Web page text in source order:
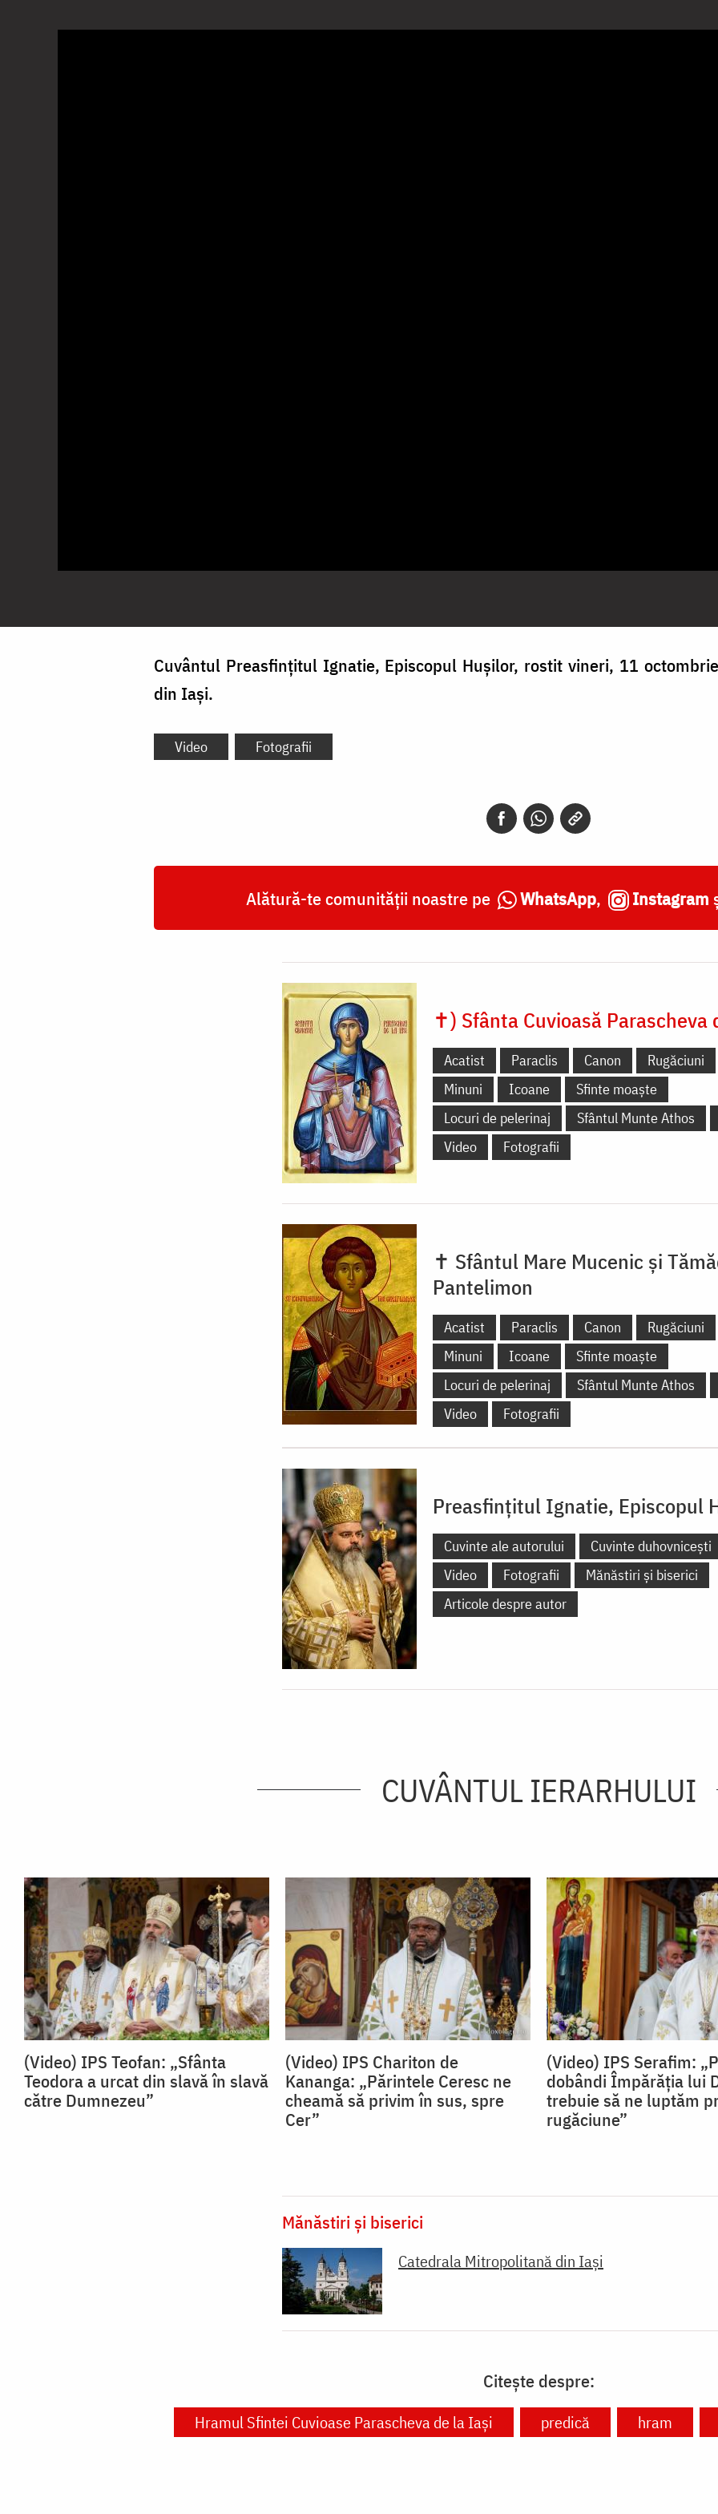
Cuvântul Preasfințitul Ignatie, Episcopul Hușilor, rostit vineri, 11
din Iași.
Video Fotografii
Alătură-te comunității noastre pe WhatsApp, Instagram
✝) Sfânta Cuvioasă Parascheva
Acatist Paraclis Canon Rugăciuni
Minuni
Icoane
Sfinte moaște
Locuri de pelerinaj
Sfântul Munte Athos
Video
Fotografii
✝ Sfântul Mare Mucenic și
Pantelimon
Acatist Paraclis Canon Rugăciuni
Minuni
Icoane
Sfinte moaște
Locuri de pelerinaj
Sfântul Munte Athos
Video
Fotografii
Preasfințitul Ignatie, Episcopul
Cuvinte ale autorului Cuvinte duhovnicești
Video
Fotografii
Mănăstiri și biserici
Articole despre autor
CUVÂNTUL IERARHULUI
(Video) IPS Teofan: „Sfânta
Teodora a urcat din slavă în slavă
către Dumnezeu”
(Video) IPS Chariton de
Kananga: „Părintele Ceresc ne
cheamă să privim în sus, spre
Cer”
(Video) IPS Serafim:
dobândi Împărăția lui
trebuie să ne luptăm
rugăciune”
Mănăstiri și biserici
Catedrala Mitropolitană din Iaşi
Citește despre:
Hramul Sfintei Cuvioase Parascheva de la Iași predică hram